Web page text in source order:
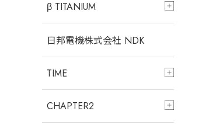
β TITANIUM
日邦電機株式会社 NDK
TIME
CHAPTER2